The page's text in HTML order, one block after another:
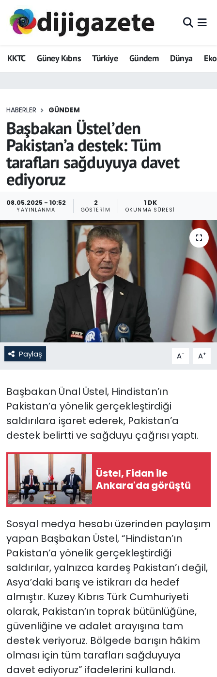
KKTC Güney Kıbrıs Türkiye Gündem Dünya
HABERLER GÜNDEM
Başbakan Üstel’den
Pakistan’a destek: Tüm
tarafları sağduyuya davet
ediyoruz
08.05.2025 - 10:52
YAYINLANMA
2
GÖSTERIM
1 DK
OKUNMA SÜRESI
Paylaş A- A+
Başbakan Ünal Üstel, Hindistan’ın
Pakistan’a yönelik gerçekleştirdiği
saldırılara işaret ederek, Pakistan’a
destek belirtti ve sağduyu çağrısı yaptı.
Üstel, Fidan ile
Ankara'da görüştü
Sosyal medya hesabı üzerinden paylaşım
yapan Başbakan Üstel, “Hindistan’ın
Pakistan’a yönelik gerçekleştirdiği
saldırılar, yalnızca kardeş Pakistan’ı değil,
Asya’daki barış ve istikrarı da hedef
almıştır. Kuzey Kıbrıs Türk Cumhuriyeti
olarak, Pakistan’ın toprak bütünlüğüne,
güvenliğine ve adalet arayışına tam
destek veriyoruz. Bölgede barışın hâkim
olması için tüm tarafları sağduyuya
davet ediyoruz” ifadelerini kullandı.
ADVERTORIAL
Dijigazete
Eğitim
Ekonomi
Foto Galeri
GEZİ
Güncel
KKTC YEREL SEÇİM 2018
Kültür Sanat
Magazin
Moda
Nöbetçi Eczaneler
Otomobil Dünyası
Politika
SAĞLIK
Spor
Teknoloji
TÜRKiYE
Video Galeri
YAŞAM
Yazarlar
Hava Durumu
Trafik Durumu
Tüm Manşetler
Son Dakika Haberleri
Haber Arşivi